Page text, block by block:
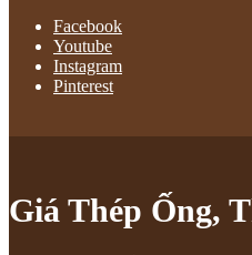
Facebook
Youtube
Instagram
Pinterest
Giá Thép Ống,